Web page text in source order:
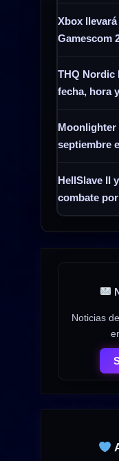
Xbox
Gamescom
THQ Nordic
fecha, hora
Moonlighter
septiembre
HellSlave II
combate
Noticias